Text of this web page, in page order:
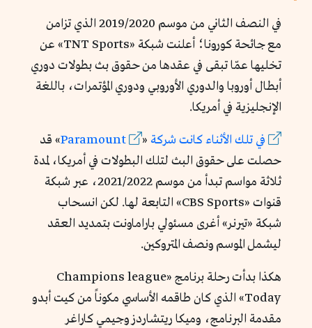
في النصف الثاني من موسم 2019/2020 الذي تزامن
مع جائحة كورونا؛ أعلنت شبكة «TNT Sports» عن
تخليها عمّا تبقى في عقدها من حقوق بث بطولات دوري
أبطال أوروبا والدوري الأوروبي ودوري المؤتمرات، باللغة
الإنجليزية في أمريكا.
في تلك الأثناءكانت شركة «
Paramount
» قد
حصلت على حقوق البث لتلك البطولات في أمريكا، لمدة
ثلاثة مواسم تبدأ من موسم 2021/2022، عبر شبكة
قنوات «CBS Sports» التابعة لها. لكن انسحاب
شبكة «تيرنر» أغرى مسئولي باراماونت بتمديد العقد
ليشمل الموسم ونصف المتروكين.
هكذا بدأت رحلة برنامج «Champions league
Today» الذي كان طاقمه الأساسي مكوناً من كيت أبدو
مقدمة البرنامج، وميكا ريتشاردز وجيمي كاراغر